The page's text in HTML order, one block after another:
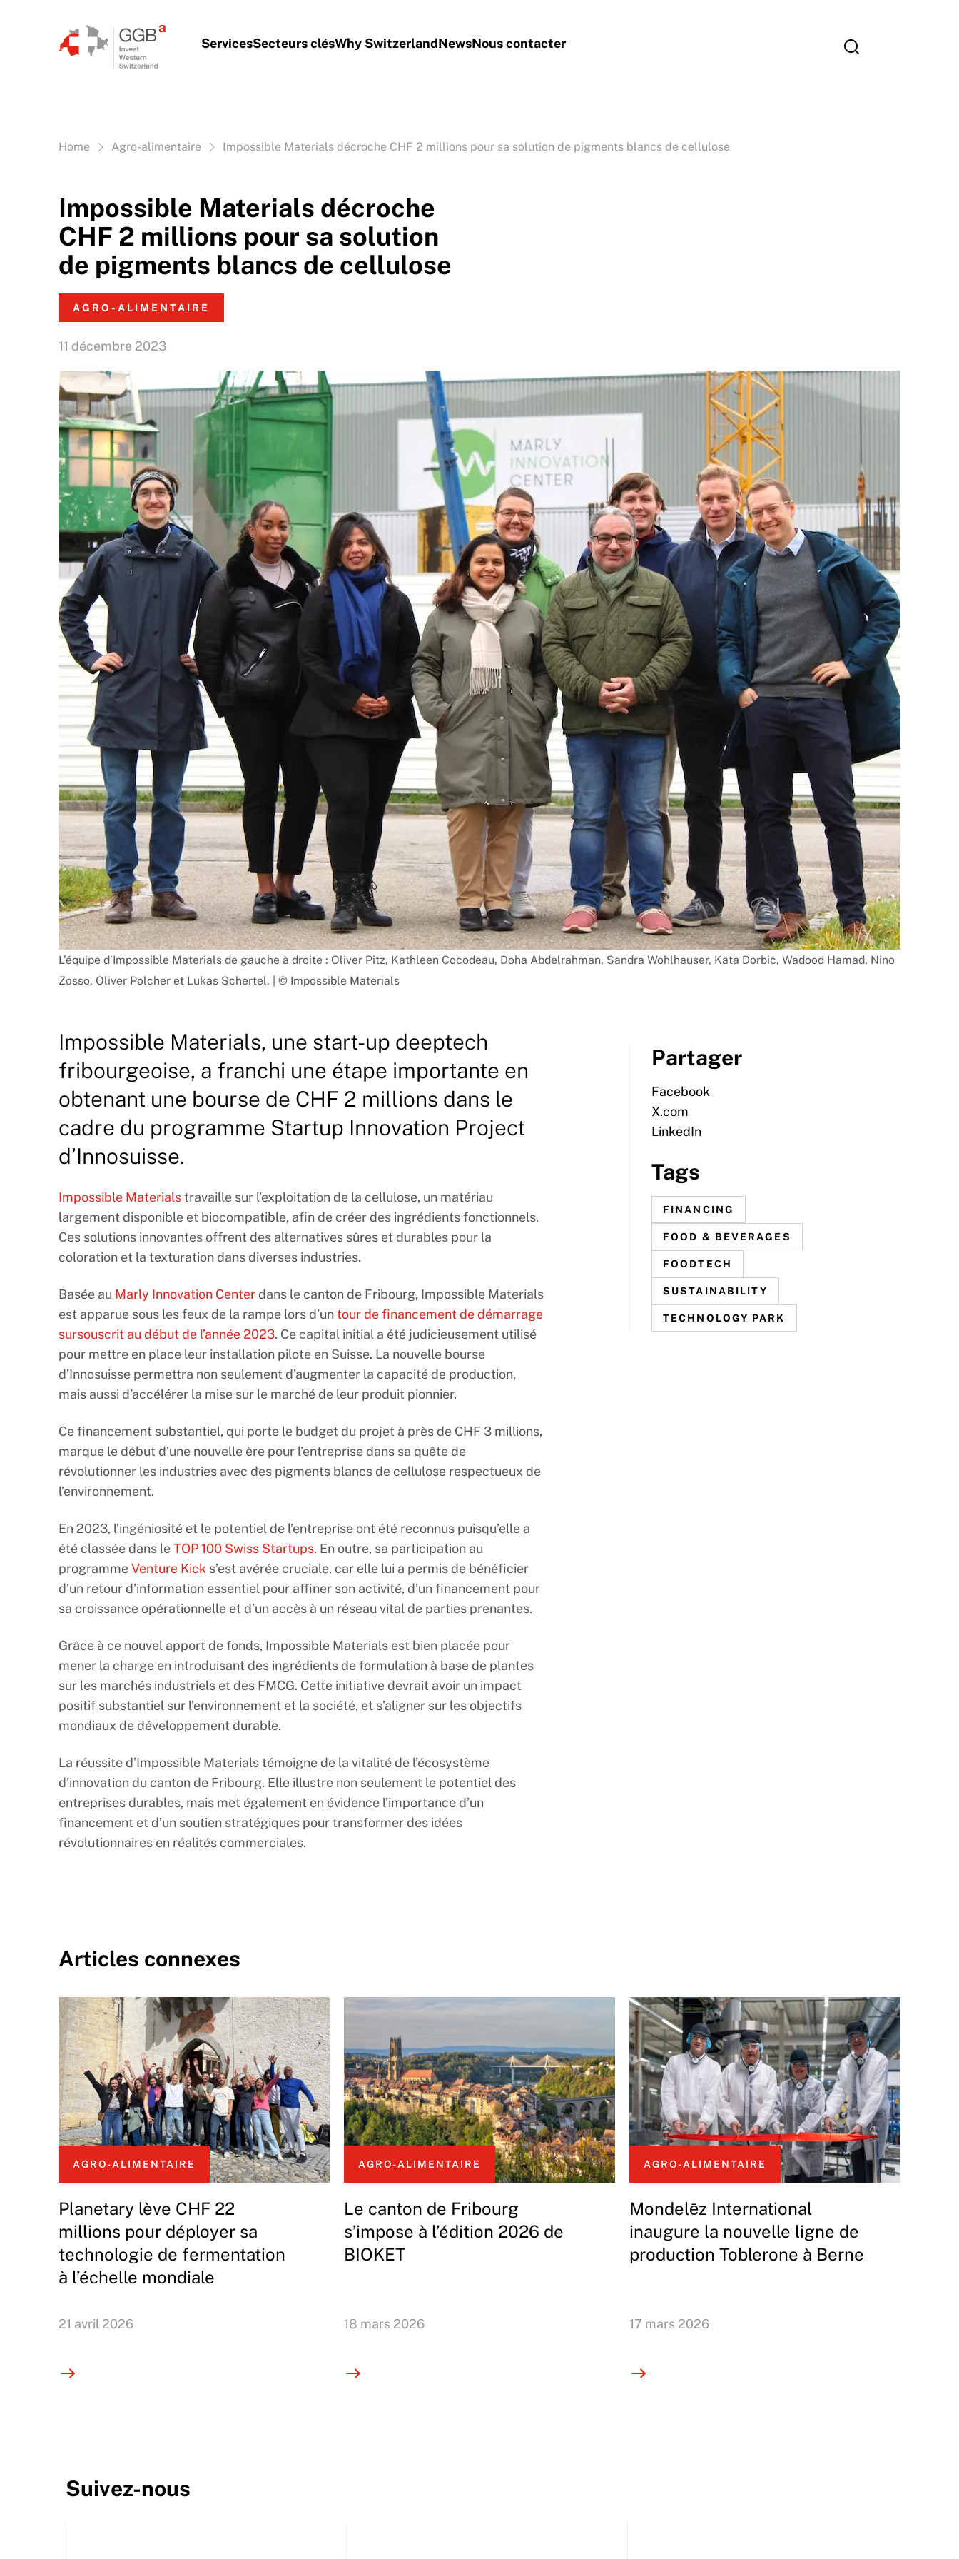
ServicesSecteurs clésWhy SwitzerlandNewsNous contacter
Vous êtes ici:
Home Agro-alimentaire Impossible Materials décroche CHF 2 millions pour sa solution de pigments blancs de cellulose
Impossible Materials décroche
CHF 2 millions pour sa solution
de pigments blancs de cellulose
AGRO-ALIMENTAIRE
11 décembre 2023
L’équipe d’Impossible Materials de gauche à droite : Oliver Pitz, Kathleen Cocodeau, Doha Abdelrahman, Sandra Wohlhauser, Kata Dorbic, Wadood Hamad, Nino
Zosso, Oliver Polcher et Lukas Schertel. | © Impossible Materials
Impossible Materials, une start-up deeptech
fribourgeoise, a franchi une étape importante en
obtenant une bourse de CHF 2 millions dans le
cadre du programme Startup Innovation Project
d’Innosuisse.
Impossible Materialstravaille sur l’exploitation de la cellulose, un matériau
largement disponible et biocompatible, afin de créer des ingrédients fonctionnels.
Ces solutions innovantes offrent des alternatives sûres et durables pour la
coloration et la texturation dans diverses industries.
Basée au Marly Innovation Centerdans le canton de Fribourg, Impossible Materials
est apparue sous les feux de la rampe lors d’untour de financement de démarrage
sursouscrit au début de l’année 2023. Ce capital initial a été judicieusement utilisé
pour mettre en place leur installation pilote en Suisse. La nouvelle bourse
d’Innosuisse permettra non seulement d’augmenter la capacité de production,
mais aussi d’accélérer la mise sur le marché de leur produit pionnier.
Ce financement substantiel, qui porte le budget du projet à près de CHF 3 millions,
marque le début d’une nouvelle ère pour l’entreprise dans sa quête de
révolutionner les industries avec des pigments blancs de cellulose respectueux de
l’environnement.
En 2023, l’ingéniosité et le potentiel de l’entreprise ont été reconnus puisqu’elle a
été classée dans leTOP 100 Swiss Startups. En outre, sa participation au
programmeVenture Kick s’est avérée cruciale, car elle lui a permis de bénéficier
d’un retour d’information essentiel pour affiner son activité, d’un financement pour
sa croissance opérationnelle et d’un accès à un réseau vital de parties prenantes.
Grâce à ce nouvel apport de fonds, Impossible Materials est bien placée pour
mener la charge en introduisant des ingrédients de formulation à base de plantes
sur les marchés industriels et des FMCG. Cette initiative devrait avoir un impact
positif substantiel sur l’environnement et la société, et s’aligner sur les objectifs
mondiaux de développement durable.
La réussite d’Impossible Materials témoigne de la vitalité de l’écosystème
d’innovation du canton de Fribourg. Elle illustre non seulement le potentiel des
entreprises durables, mais met également en évidence l’importance d’un
financement et d’un soutien stratégiques pour transformer des idées
révolutionnaires en réalités commerciales.
Partager
Facebook
X.com
LinkedIn
Tags
FINANCING
FOOD & BEVERAGES
FOODTECH
SUSTAINABILITY
TECHNOLOGY PARK
Articles connexes
AGRO-ALIMENTAIRE
Planetary lève CHF 22
millions pour déployer sa
technologie de fermentation
à l’échelle mondiale
21 avril 2026
AGRO-ALIMENTAIRE
Le canton de Fribourg
s’impose à l’édition 2026 de
BIOKET
18 mars 2026
AGRO-ALIMENTAIRE
Mondelēz International
inaugure la nouvelle ligne de
production Toblerone à Berne
17 mars 2026
Suivez-nous